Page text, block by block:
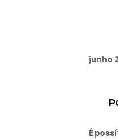
junho
É